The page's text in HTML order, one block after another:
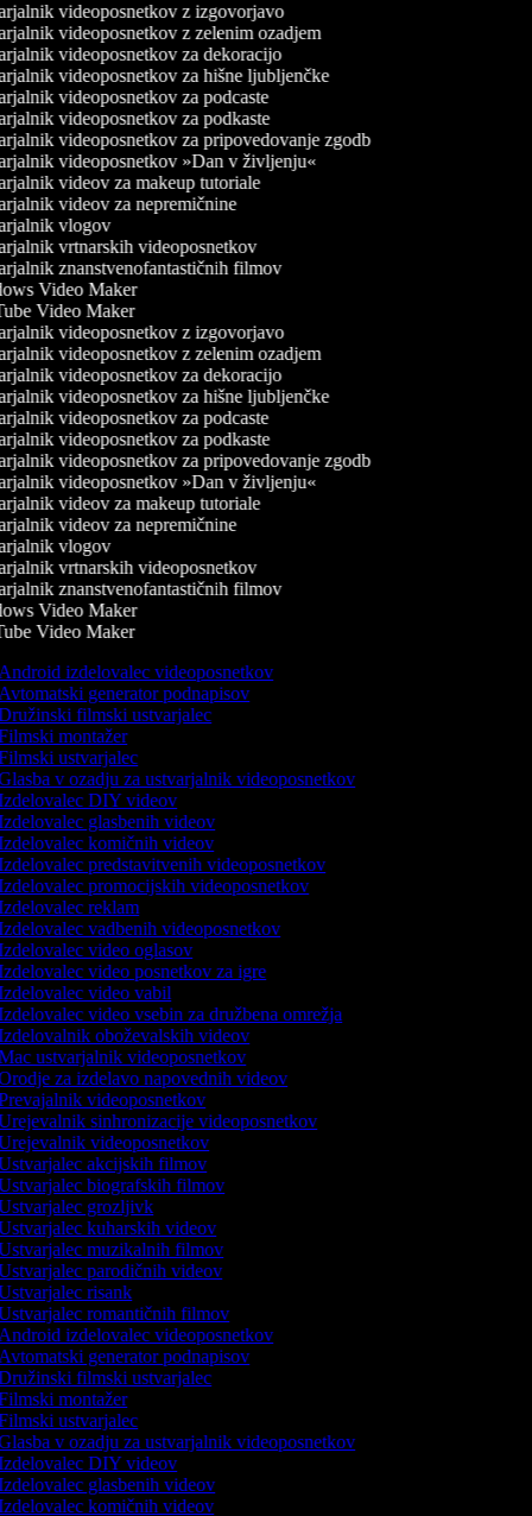
videoposnetkov z izgovorjavo
videoposnetkov z zelenim ozadjem
videoposnetkov za dekoracijo
videoposnetkov za hišne ljubljenčke
videoposnetkov za podcaste
videoposnetkov za podkaste
videoposnetkov za pripovedovanje zgodb
videoposnetkov »Dan v življenju«
videov za makeup tutoriale
videov za nepremičnine
vlogov
vrtnarskih videoposnetkov
znanstvenofantastičnih filmov
Video Maker
Video Maker
videoposnetkov z izgovorjavo
videoposnetkov z zelenim ozadjem
videoposnetkov za dekoracijo
videoposnetkov za hišne ljubljenčke
videoposnetkov za podcaste
videoposnetkov za podkaste
videoposnetkov za pripovedovanje zgodb
videoposnetkov »Dan v življenju«
videov za makeup tutoriale
videov za nepremičnine
vlogov
vrtnarskih videoposnetkov
znanstvenofantastičnih filmov
Video Maker
Video Maker
izdelovalec videoposnetkov
generator podnapisov
filmski ustvarjalec
montažer
ustvarjalec
v ozadju za ustvarjalnik videoposnetkov
DIY videov
glasbenih videov
komičnih videov
predstavitvenih videoposnetkov
promocijskih videoposnetkov
reklam
vadbenih videoposnetkov
video oglasov
video posnetkov za igre
video vabil
video vsebin za družbena omrežja
oboževalskih videov
ustvarjalnik videoposnetkov
za izdelavo napovednih videov
videoposnetkov
sinhronizacije videoposnetkov
videoposnetkov
akcijskih filmov
biografskih filmov
grozljivk
kuharskih videov
muzikalnih filmov
parodičnih videov
risank
romantičnih filmov
izdelovalec videoposnetkov
generator podnapisov
filmski ustvarjalec
montažer
ustvarjalec
v ozadju za ustvarjalnik videoposnetkov
DIY videov
glasbenih videov
komičnih videov